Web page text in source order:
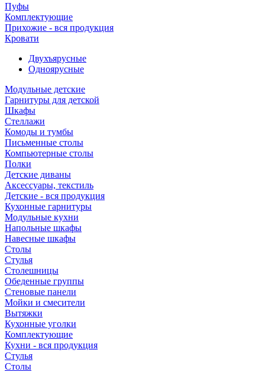
Пуфы
Комплектующие
Прихожие - вся продукция
Кровати
Двухъярусные
Одноярусные
Модульные детские
Гарнитуры для детской
Шкафы
Стеллажи
Комоды и тумбы
Письменные столы
Компьютерные столы
Полки
Детские диваны
Аксессуары, текстиль
Детские - вся продукция
Кухонные гарнитуры
Модульные кухни
Напольные шкафы
Навесные шкафы
Столы
Стулья
Столешницы
Обеденные группы
Стеновые панели
Мойки и смесители
Вытяжки
Кухонные уголки
Комплектующие
Кухни - вся продукция
Стулья
Столы